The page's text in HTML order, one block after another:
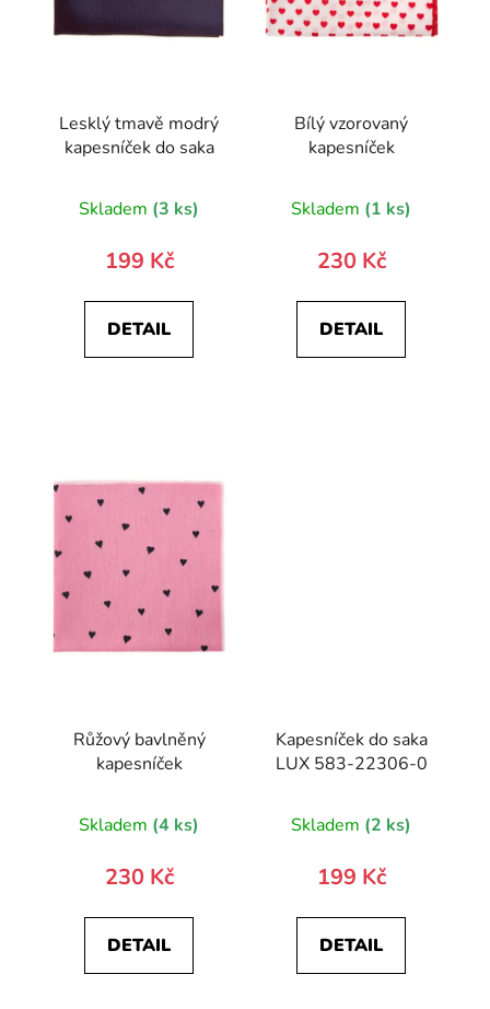
Lesklý tmavě modrý
kapesníček do saka
Skladem (3 ks)
199 Kč
DETAIL
Bílý vzorovaný
kapesníček
Skladem (1 ks)
230 Kč
DETAIL
Růžový bavlněný
kapesníček
Skladem (4 ks)
230 Kč
DETAIL
Kapesníček do saka
LUX 583-22306-0
Skladem (2 ks)
199 Kč
DETAIL